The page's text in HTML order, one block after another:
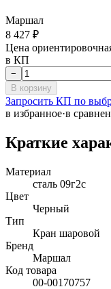
Маршал
8 427 ₽
Цена
в КП
−
В корзину
Запросить КП по
в избранное·в
Краткие
Материал
сталь 09г2с
Цвет
Черный
Тип
Кран шаровой
Бренд
Маршал
Код товара
00-00170757